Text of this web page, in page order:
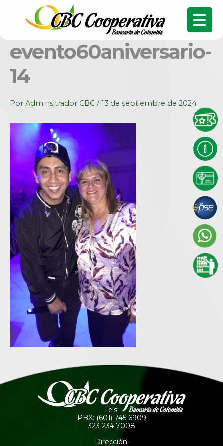
evento60aniversario-
14
Por Adminsitrador CBC /13 de septiembre de 2024
Tels:
PBX: (601) 745 6909
323 234 7008
Dirección: